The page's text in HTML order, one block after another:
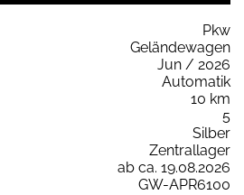
Pkw
Geländewagen
Jun / 2026
Automatik
10 km
5
Silber
Zentrallager
ab ca. 19.08.2026
GW-APR6100